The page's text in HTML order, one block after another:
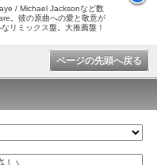
/ Michael Jacksonなど数
。彼の原曲への愛と敬意が
リミックス盤。大推薦盤！
ページの先頭へ戻る